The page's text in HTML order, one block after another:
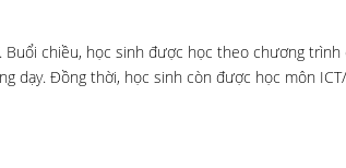
chiều, học sinh được học theo chương trình
dạy. Đồng thời, học sinh còn được học môn